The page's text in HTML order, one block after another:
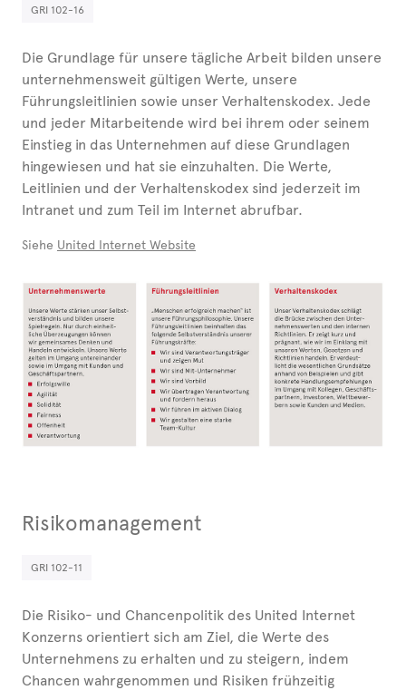
GRI 102-16
Die Grundlage für unsere tägliche Arbeit bilden unsere
unternehmensweit gültigen Werte, unsere
Führungsleitlinien sowie unser Verhaltenskodex. Jede
und jeder Mitar­bei­tende wird bei ihrem oder seinem
Einstieg in das Unternehmen auf diese Grundlagen
hingewiesen und hat sie einzuhalten. Die Werte,
Leitlinien und der Verhaltenskodex sind jederzeit im
Intranet und zum Teil im Internet abrufbar.
Siehe United Internet Website
Risikomanagement
GRI 102-11
Die Risiko- und Chancenpolitik des United Internet
Konzerns orientiert sich am Ziel, die Werte des
Unternehmens zu erhalten und zu steigern, indem
Chancen wahrgenommen und Risiken frühzeitig